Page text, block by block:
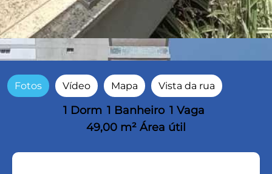
Fotos Vídeo Mapa Vista da rua
1 Dorm 1 Banheiro 1 Vaga
49,00 m² Área útil